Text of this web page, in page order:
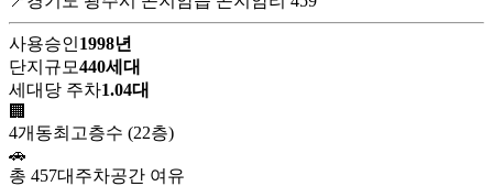
사용승인1998년
단지규모440세대
세대당 주차1.04대
🏢
4개동최고층수 (22층)
🚗
총 457대 주차공간 여유